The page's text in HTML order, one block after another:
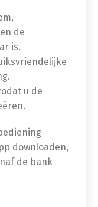
de
is.
u de
downloaden,
de bank